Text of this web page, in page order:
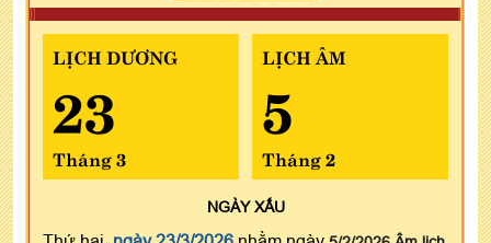
LỊCH DƯƠNG
23
Tháng 3
LỊCH ÂM
5
Tháng 2
NGÀYXẤU